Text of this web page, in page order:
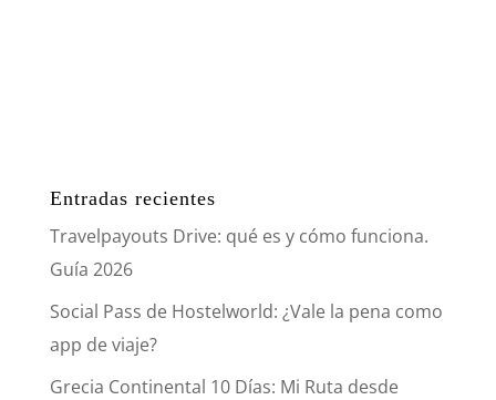
Entradas recientes
Travelpayouts Drive: qué es y cómo funciona.
Guía 2026
Social Pass de Hostelworld: ¿Vale la pena como
app de viaje?
Grecia Continental 10 Días: Mi Ruta desde